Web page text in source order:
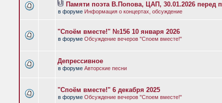
Памяти поэта В.Попова, ЦАП, 30.01.2026 перед
в форуме Информация о концертах, обсуждение
"Споём вместе!" №156 10 января 2026
в форуме Обсуждение вечеров "Споем вместе!"
Депрессивное
в форуме Авторские песни
"Споём вместе!" 6 декабря 2025
в форуме Обсуждение вечеров "Споем вместе!"